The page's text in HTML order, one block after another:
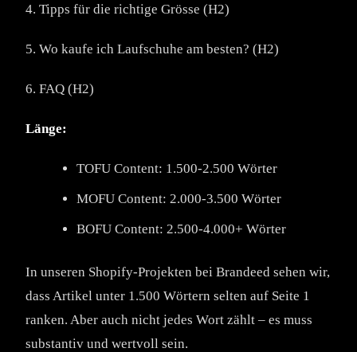
4. Tipps für die richtige Grösse (H2)
5. Wo kaufe ich Laufschuhe am besten? (H2)
6. FAQ (H2)
Länge:
TOFU Content: 1.500-2.500 Wörter
MOFU Content: 2.000-3.500 Wörter
BOFU Content: 2.500-4.000+ Wörter
In unseren Shopify-Projekten bei Brandeed sehen wir,
dass Artikel unter 1.500 Wörtern selten auf Seite 1
ranken. Aber auch nicht jedes Wort zählt – es muss
substantiv und wertvoll sein.